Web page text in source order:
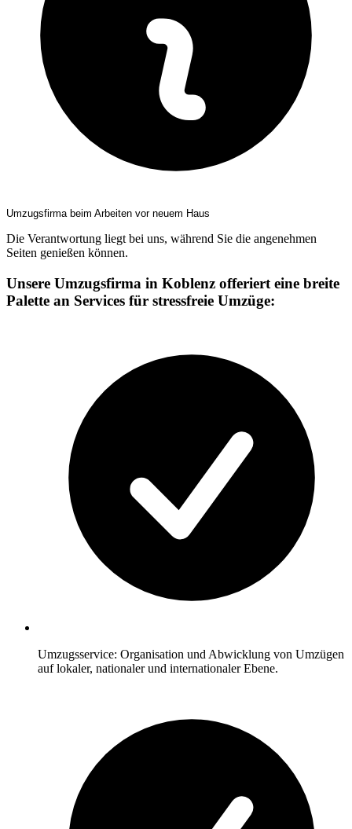
Umzugsfirma beim Arbeiten vor neuem Haus
Die Verantwortung liegt bei uns, während Sie die angenehmen
Seiten genießen können.
Unsere Umzugsfirma in Koblenz offeriert eine breite
Palette an Services für stressfreie Umzüge:
Umzugsservice: Organisation und Abwicklung von Umzügen
auf lokaler, nationaler und internationaler Ebene.